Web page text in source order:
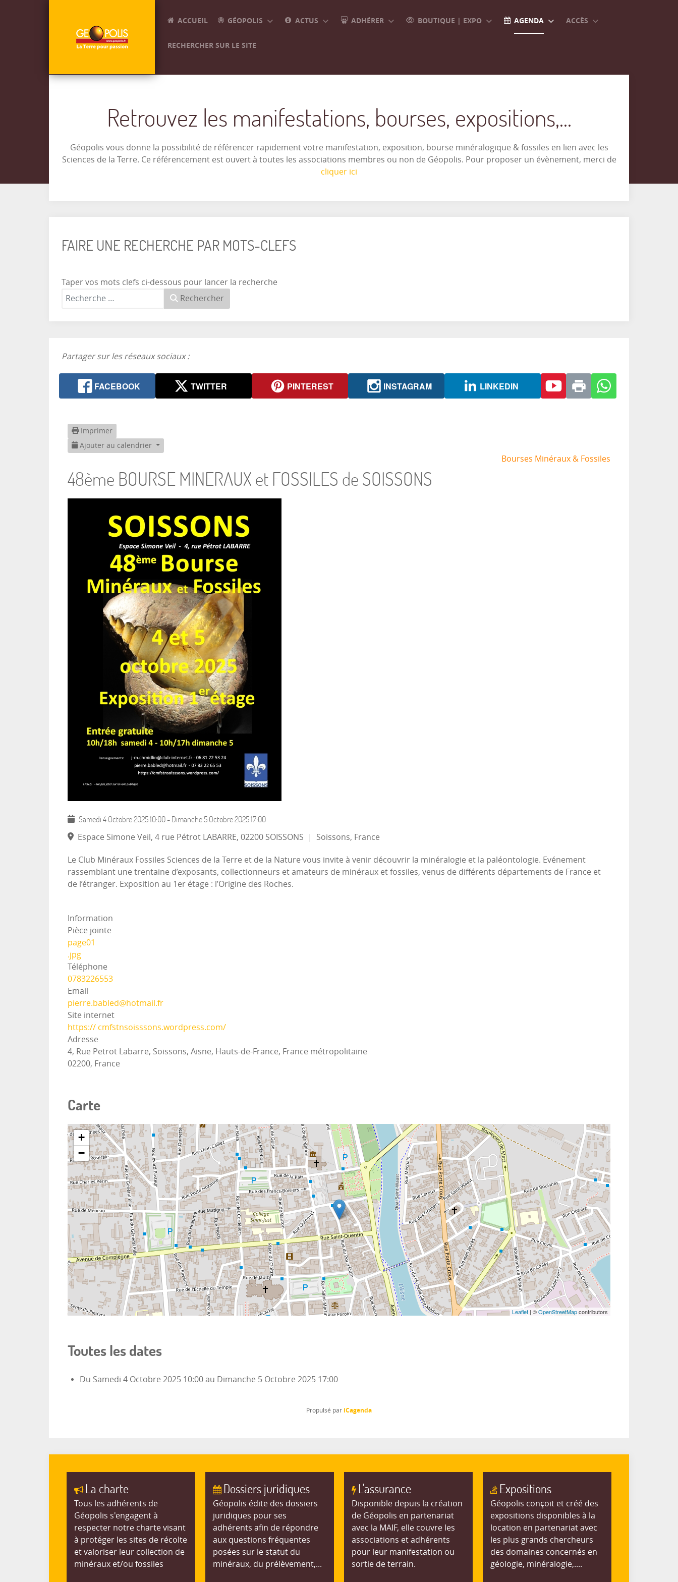
ACCUEIL GÉOPOLIS ACTUS ADHÉRER BOUTIQUE | EXPO AGENDA ACCÈS
RECHERCHER SUR LE SITE
Retrouvez les manifestations, bourses, expositions,...
Géopolis vous donne la possibilité de référencer rapidement votre manifestation, exposition, bourse minéralogique & fossiles en lien avec les
Sciences de la Terre. Ce référencement est ouvert à toutes les associations membres ou non de Géopolis. Pour proposer un évènement, merci de
cliquer ici
FAIRE UNE RECHERCHE PAR MOTS-CLEFS
Taper vos mots clefs ci-dessous pour lancer la recherche
Rechercher
Partager sur les réseaux sociaux :
FACEBOOK TWITTER PINTEREST INSTAGRAM LINKEDIN
Imprimer
Ajouter au calendrier
48ème BOURSE MINERAUX et FOSSILES de SOISSONS
Bourses Minéraux & Fossiles
Samedi 4 Octobre 202510:00 - Dimanche 5 Octobre 202517:00
Espace Simone Veil, 4 rue Pétrot LABARRE, 02200 SOISSONS | Soissons, France
Le Club Minéraux Fossiles Sciences de la Terre et de la Nature vous invite à venir découvrir la minéralogie et la paléontologie. Evénement
rassemblant une trentaine d’exposants, collectionneurs et amateurs de minéraux et fossiles, venus de différents départements de France et
de l’étranger. Exposition au 1er étage : l’Origine des Roches.
Information
Pièce jointe
page01
.jpg
Téléphone
0783226553
Email
pierre.babled@hotmail.fr
Site internet
https:// cmfstnsoisssons.wordpress.com/
Adresse
4, Rue Petrot Labarre, Soissons, Aisne, Hauts-de-France, France métropolitaine
02200, France
Carte
+
−
Leaflet | ©OpenStreetMapcontributors
Toutes les dates
Du Samedi 4 Octobre 2025 10:00 au Dimanche 5 Octobre 2025 17:00
Propulsé par iCagenda
La charte
Tous les adhérents de
Géopolis s'engagent à
respecter notre charte visant
à protéger les sites de récolte
et valoriser leur collection de
minéraux et/ou fossiles
Dossiers juridiques
Géopolis édite des dossiers
juridiques pour ses
adhérents afin de répondre
aux questions fréquentes
posées sur le statut du
minéraux, du prélèvement,...
L'assurance
Disponible depuis la création
de Géopolis en partenariat
avec la MAIF, elle couvre les
associations et adhérents
pour leur manifestation ou
sortie de terrain.
Expositions
Géopolis conçoit et créé des
expositions disponibles à la
location en partenariat avec
les plus grands chercheurs
des domaines concernés en
géologie, minéralogie,....